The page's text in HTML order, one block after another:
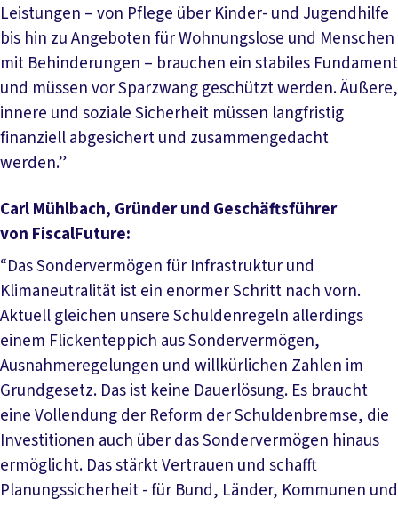
Leistungen – von Pflege über Kinder- und Jugendhilfe
bis hin zu Angeboten für Wohnungslose und Menschen
mit Behinderungen – brauchen ein stabiles Fundament
und müssen vor Sparzwang geschützt werden. Äußere,
innere und soziale Sicherheit müssen langfristig
finanziell abgesichert und zusammengedacht
werden.”
Carl Mühlbach, Gründer und Geschäftsführer
von FiscalFuture:
“Das Sondervermögen für Infrastruktur und
Klimaneutralität ist ein enormer Schritt nach vorn.
Aktuell gleichen unsere Schuldenregeln allerdings
einem Flickenteppich aus Sondervermögen,
Ausnahmeregelungen und willkürlichen Zahlen im
Grundgesetz. Das ist keine Dauerlösung. Es braucht
eine Vollendung der Reform der Schuldenbremse, die
Investitionen auch über das Sondervermögen hinaus
ermöglicht. Das stärkt Vertrauen und schafft
Planungssicherheit - für Bund, Länder, Kommunen und